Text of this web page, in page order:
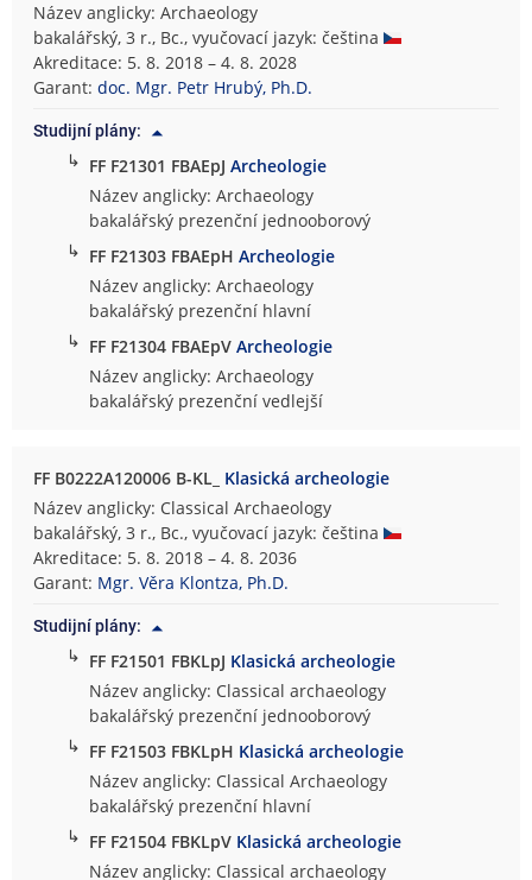
Název anglicky: Archaeology
bakalářský, 3 r., Bc., vyučovací jazyk: čeština
Akreditace: 5. 8. 2018 – 4. 8. 2028
Garant:doc. Mgr. Petr Hrubý, Ph.D.
Studijní plány:
↳ FF F21301 FBAEpJArcheologie
Název anglicky: Archaeology
bakalářský prezenční jednooborový
↳ FF F21303 FBAEpHArcheologie
Název anglicky: Archaeology
bakalářský prezenční hlavní
↳ FF F21304 FBAEpVArcheologie
Název anglicky: Archaeology
bakalářský prezenční vedlejší
FF B0222A120006 B-KL_ Klasická archeologie
Název anglicky: Classical Archaeology
bakalářský, 3 r., Bc., vyučovací jazyk: čeština
Akreditace: 5. 8. 2018 – 4. 8. 2036
Garant: Mgr. Věra Klontza, Ph.D.
Studijní plány:
↳ FF F21501 FBKLpJ Klasická archeologie
Název anglicky: Classical archaeology
bakalářský prezenční jednooborový
↳ FF F21503 FBKLpH Klasická archeologie
Název anglicky: Classical Archaeology
bakalářský prezenční hlavní
↳ FF F21504 FBKLpV Klasická archeologie
Název anglicky: Classical archaeology